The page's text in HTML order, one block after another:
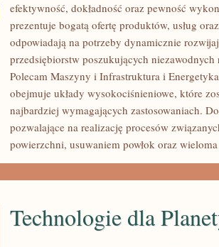
BEZPIECZEŃSTWO
NORMY
efektywność, dokładność oraz pewność
prezentuje bogatą ofertę produktów, usług
odpowiadają na potrzeby dynamicznie
przedsiębiorstw poszukujących
Polecam Maszyny i Infrastruktura i
obejmuje układy wysokociśnieniowe, które
najbardziej wymagających zastosowaniach.
pozwalające na realizację procesów
powierzchni, usuwaniem powłok oraz wieloma
Technologie dla